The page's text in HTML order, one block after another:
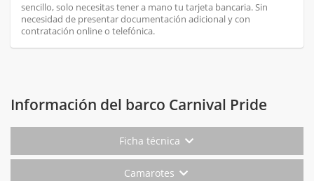
sencillo, solo necesitas tener a mano tu tarjeta bancaria. Sin
necesidad de presentar documentación adicional y con
contratación online o telefónica.
Información del barco Carnival Pride
Ficha técnica
Camarotes